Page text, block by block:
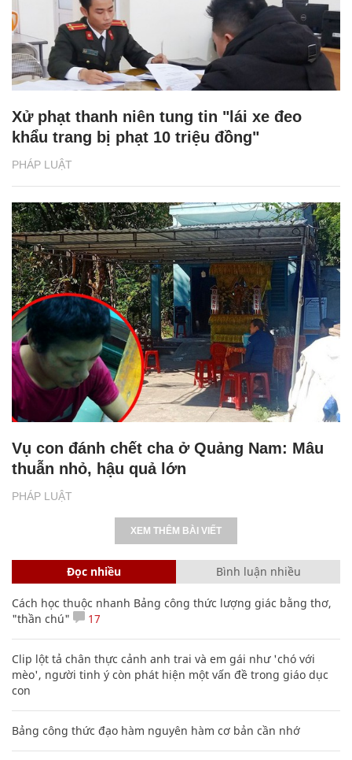
PHÁP LUẬT
Xử phạt thanh niên tung tin "lái xe đeo
khẩu trang bị phạt 10 triệu đồng"
PHÁP LUẬT
Vụ con đánh chết cha ở Quảng Nam: Mâu
thuẫn nhỏ, hậu quả lớn
XEM THÊM BÀI VIẾT
Đọc nhiều Bình luận nhiều
Cách học thuộc nhanh Bảng công thức lượng giác bằng thơ,
"thần chú"
17
Clip lột tả chân thực cảnh anh trai và em gái như 'chó với
mèo', người tinh ý còn phát hiện một vấn đề trong giáo dục
con
Bảng công thức đạo hàm nguyên hàm cơ bản cần nhớ